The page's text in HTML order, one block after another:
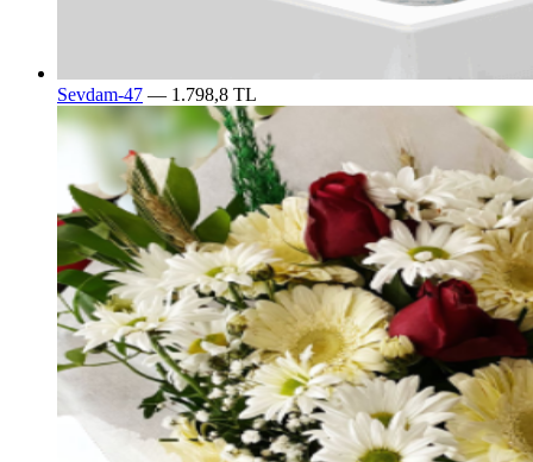
Sevdam-47 — 1.798,8 TL